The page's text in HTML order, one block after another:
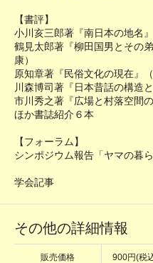
【書評】
小川亥三郎著『南日本の地名』
鶴見太郎著『柳田国男とその
康）
原知章著『民俗文化の現在』
川森博司著『日本昔話の構造
市川秀之著『広場と村落空間
ほか書誌紹介６本
【フォーラム】
シンポジウム報告「ヤマの
学会記事
その他の詳細情報
販売価格 900円(税